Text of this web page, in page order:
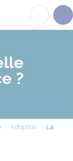
?
Adoption
La